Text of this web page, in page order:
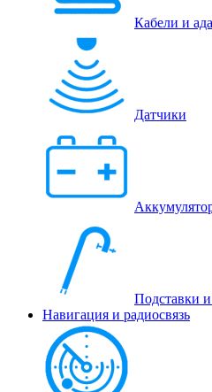
Кабели и
Датчики
Подставки
Навигация и радиосвязь